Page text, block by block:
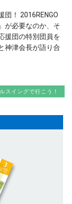
！ 2016RENGO
が必要なのか、そ
援団の特別団員を
神津会長が語り合
スイングで行こう！